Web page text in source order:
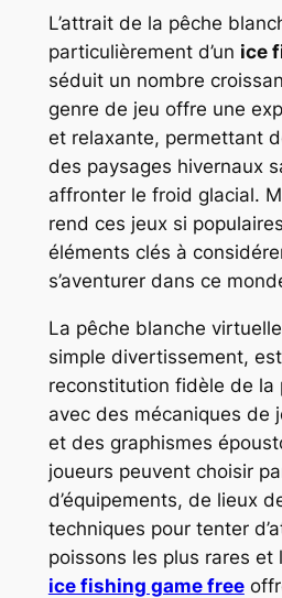
L’attrait de la pêche
particulièrement d’un ice
séduit un nombre
genre de jeu offre une
et relaxante, permettant
des paysages hivernaux
affronter le froid glacial.
rend ces jeux si
éléments clés à
s’aventurer dans ce
La pêche blanche
simple divertissement,
reconstitution fidèle de la
avec des mécaniques de
et des graphismes
joueurs peuvent choisir
d’équipements, de lieux
techniques pour tenter
poissons les plus rares et
ice fishing game free